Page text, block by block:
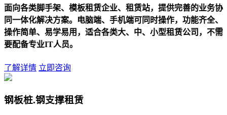
面向各类脚手架、模板租赁企业、租赁站，提供完善的业务协
同一体化解决方案。电脑端、手机端可同时操作，功能齐全、
操作简单、易学易用，适合各类大、中、小型租赁公司，不需
要配备专业IT人员。
了解详情 立即咨询
钢板桩.钢支撑租赁